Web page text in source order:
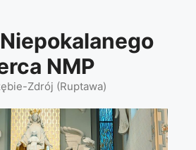
NMP
Zdrój (Ruptawa)